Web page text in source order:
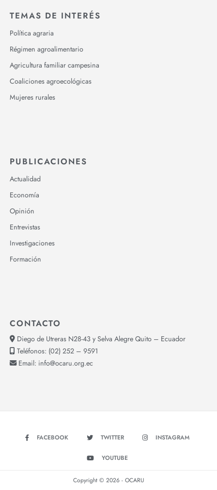
TEMAS DE INTERÉS
Política agraria
Régimen agroalimentario
Agricultura familiar campesina
Coaliciones agroecológicas
Mujeres rurales
PUBLICACIONES
Actualidad
Economía
Opinión
Entrevistas
Investigaciones
Formación
CONTACTO
Diego de Utreras N28-43 y Selva Alegre Quito – Ecuador
Teléfonos: (02) 252 – 9591
Email: info@ocaru.org.ec
FACEBOOK TWITTER INSTAGRAM
YOUTUBE
Copyright © 2026 - OCARU